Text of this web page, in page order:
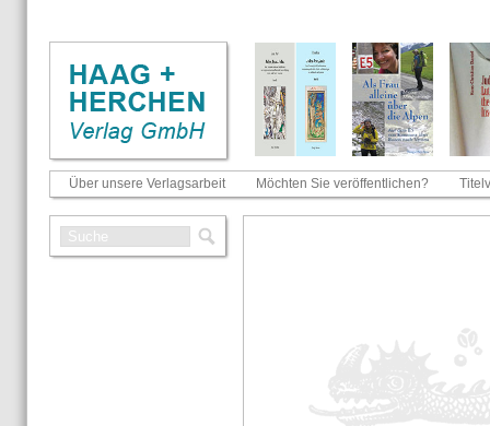
Über unsere Verlagsarbeit Möchten Sie veröffentlichen?